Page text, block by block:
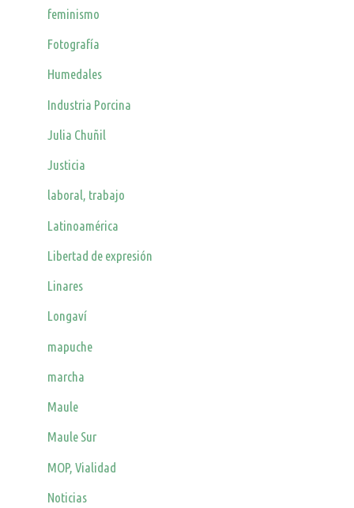
feminismo
Fotografía
Humedales
Industria Porcina
Julia Chuñil
Justicia
laboral, trabajo
Latinoamérica
Libertad de expresión
Linares
Longaví
mapuche
marcha
Maule
Maule Sur
MOP, Vialidad
Noticias